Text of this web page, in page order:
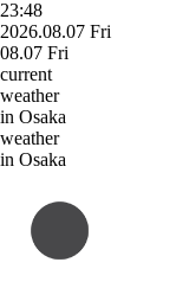
23:48
2026.08.07 Fri
08.07 Fri
current
weather
in Osaka
weather
in Osaka